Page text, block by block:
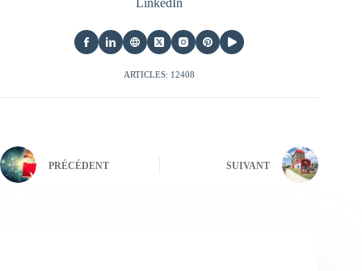
LinkedIn
ARTICLES: 12408
PRÉCÉDENT SUIVANT